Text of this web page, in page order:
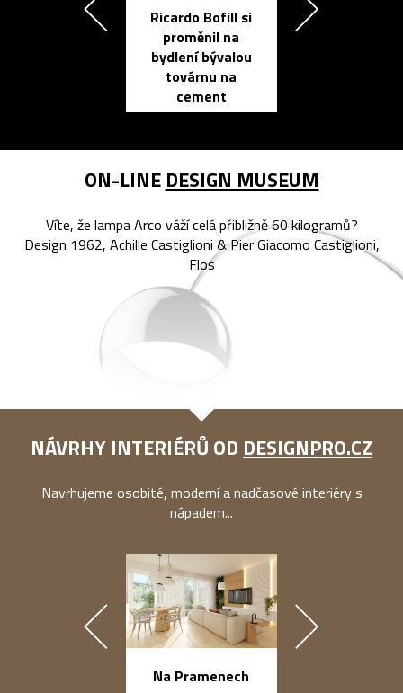
Ricardo Bofill si
proměnil na
bydlení bývalou
továrnu na
cement
ON-LINE DESIGN MUSEUM
Víte, že lampa Arco váží celá přibližně 60 kilogramů?
Design 1962, Achille Castiglioni & Pier Giacomo Castiglioni,
Flos
NÁVRHY INTERIÉRŮ OD DESIGNPRO.CZ
Navrhujeme osobité, moderní a nadčasové interiéry s
nápadem...
Na Pramenech